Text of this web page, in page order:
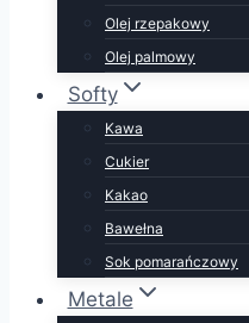
Olej rzepakowy
Olej palmowy
Softy
Kawa
Cukier
Kakao
Bawełna
Sok pomarańczowy
Metale